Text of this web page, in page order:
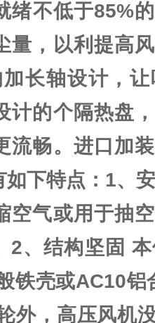
绪不低于85%
量，以利提高
长轴设计，
计的个隔热盘
流畅。进口加
下特点：1、
空气或用于抽
2、结构坚固
铁壳或AC10
外，高压风机